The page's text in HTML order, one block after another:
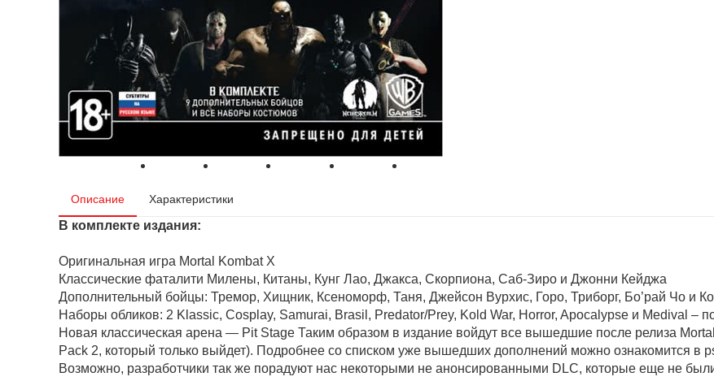
Описание Характеристики
В комплекте издания:
Оригинальная игра Mortal Kombat X
Классические фаталити Милены, Китаны, Кунг Лао, Джакса, Скорпиона, Саб-Зиро и Джонни Кейджа
Дополнительный бойцы: Тремор, Хищник, Ксеноморф, Таня, Джейсон Вурхис, Горо, Триборг, Бо’рай Чо и
Наборы обликов: 2 Klassic, Cosplay, Samurai, Brasil, Predator/Prey, Kold War, Horror, Apocalypse и Medival –
Новая классическая арена — Pit Stage Таким образом в издание войдут все вышедшие после релиза
Pack 2, который только выйдет). Подробнее со списком уже вышедших дополнений можно ознакомится в
Возможно, разработчики так же порадуют нас некоторыми не анонсированными DLC, которые еще не